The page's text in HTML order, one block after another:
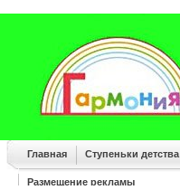
Главная Ступеньки детства
Размещение рекламы